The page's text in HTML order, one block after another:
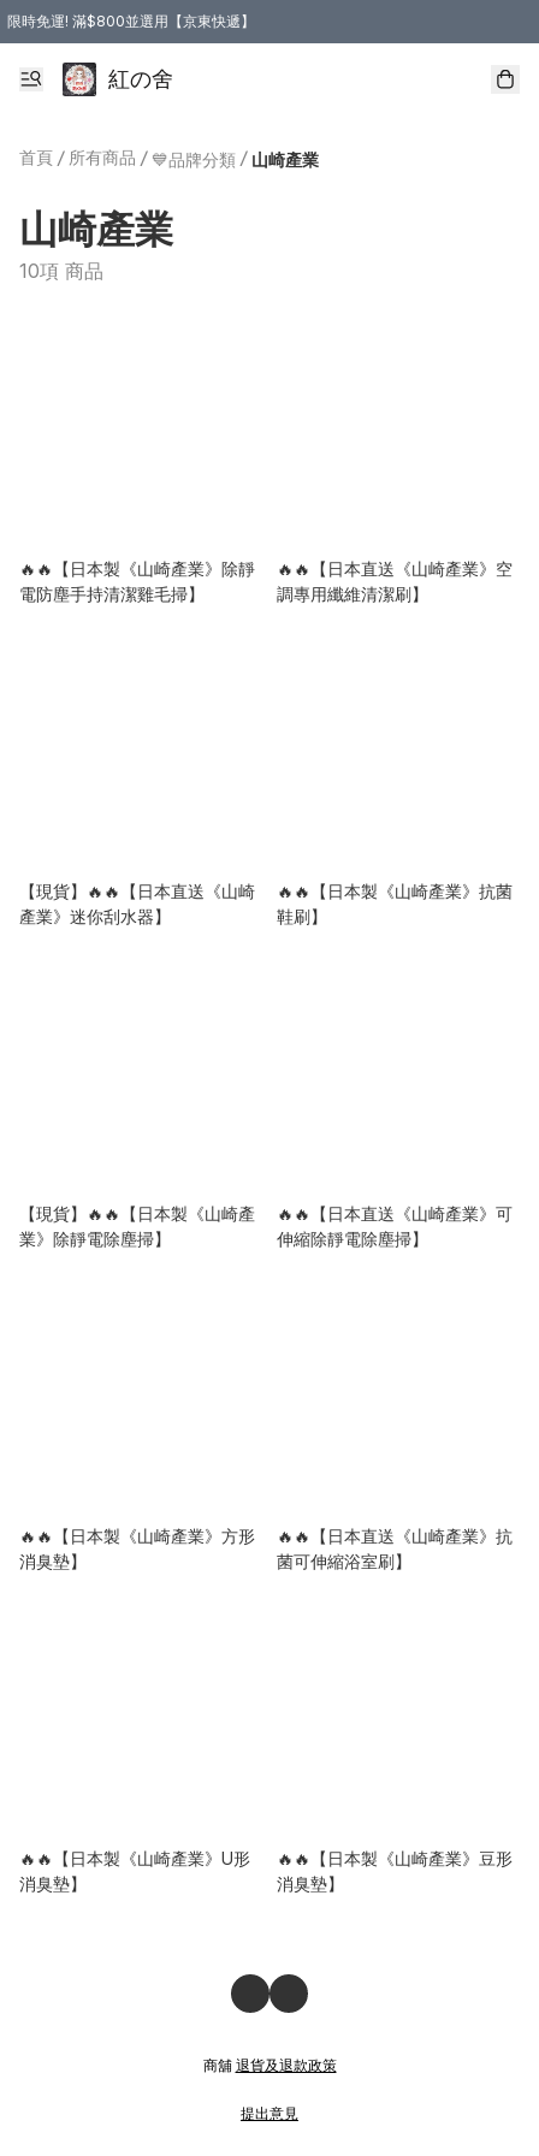
限時免運! 滿$800並選用【京東快遞】
紅の舍
首頁 / 所有商品 / 💙品牌分類 / 山崎產業
山崎產業
10項 商品
🔥🔥【日本製《山崎產業》除靜
電防塵手持清潔雞毛掃】
🔥🔥【日本直送《山崎產業》空
調專用纖維清潔刷】
【現貨】🔥🔥【日本直送《山崎
產業》迷你刮水器】
🔥🔥【日本製《山崎產業》抗菌
鞋刷】
【現貨】🔥🔥【日本製《山崎產
業》除靜電除塵掃】
🔥🔥【日本直送《山崎產業》可
伸縮除靜電除塵掃】
🔥🔥【日本製《山崎產業》方形
消臭墊】
🔥🔥【日本直送《山崎產業》抗
菌可伸縮浴室刷】
🔥🔥【日本製《山崎產業》U形
消臭墊】
🔥🔥【日本製《山崎產業》豆形
消臭墊】
商舖 退貨及退款政策
提出意見